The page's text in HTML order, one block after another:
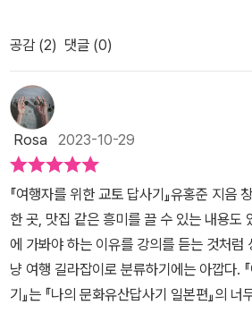
문 분야에서 구술하는 문화재에 대한 설명
이해하는데 바이블이 될 정도로 자세하고
사, 나라의 동대사는 가본적이 없어 차치하
문화재는 다 가봤다고 자신하면서 책을 펼
가 처음에 나와 의아한 마음으로 책을 읽기
의 부끄러움이 느껴졌습니다. 광륭사가 관
야마를 가는 도중의 애매한 위치에 있어 여
못간거라고 핑계 대기에는 우리가 너무나
만들어서 넘어갔다고 추정하고 우리 문화재
1호 목조미륵보살반가상이 위치한 꼭 가봐
그동안 교토의 문화재는 놀고 먹는 여행 중
이 될 책이다. 유적지에 가서 해설사들의 이
세하고 읽기쉽게 구성이 되어있어서 좋았다
면서 교토도 당일치기로 갔다왔는데 교토
많았다. 그렇게 크지 않은 도시라 마음만 먹
을 다 돌아다닐수는 있었으나, 정말 그야 말
에 되지 않았다. 설명을 들을만한 곳도 없었
가는것도 한계가 있었다. 하지만 자세히 보
자세하게 알아보고싶은곳들도 아주 많았던
음에는 교토만 며칠동안 여행을 와도 참 좋
였으니 말이다. 고즈넉하고 자연친화적인,
느낄수 있었던 교토. 이제는 이 책을 통해
세히 직접 보면서 더더욱 감상을 해보고싶
공감 (2) 댓글 (0)
Rosa 2023-10-29
『여행자를 위한 교토 답사기』유홍준 지음
한 곳, 맛집 같은 흥미를 끌 수 있는 내용도
에 가봐야 하는 이유를 강의를 듣는 것처럼
냥 여행 길라잡이로 분류하기에는 아깝다.
기』는 『나의 문화유산답사기 일본편』의